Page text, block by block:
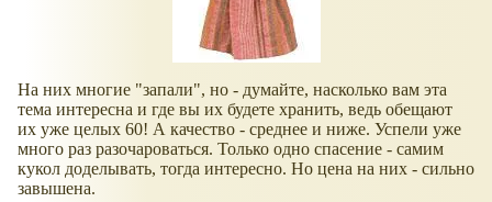
На них многие "запали", но - думайте, насколько вам эта
тема интересна и где вы их будете хранить, ведь обещают
их уже целых 60! А качество - среднее и ниже. Успели уже
много раз разочароваться. Только одно спасение - самим
кукол доделывать, тогда интересно. Но цена на них - сильно
завышена.